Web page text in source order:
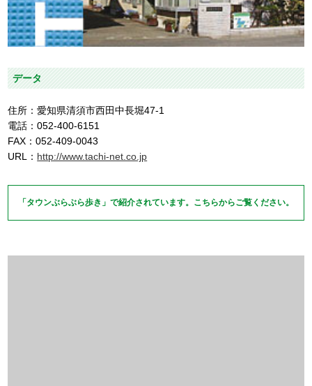
データ
住所：愛知県清須市西田中長堀47-1
電話：052-400-6151
FAX：052-409-0043
URL： http://www.tachi-net.co.jp
「タウンぶらぶら歩き」で紹介されています。こちらからご覧ください。